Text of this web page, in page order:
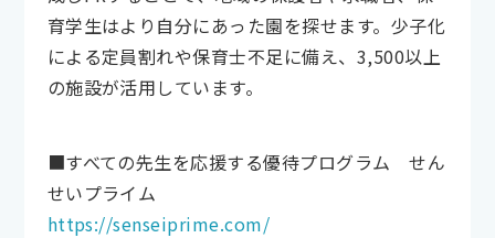
育学生はより自分にあった園を探せます。少子化
による定員割れや保育士不足に備え、3,500以上
の施設が活用しています。
■すべての先生を応援する優待プログラム せん
せいプライム
https://senseiprime.com/